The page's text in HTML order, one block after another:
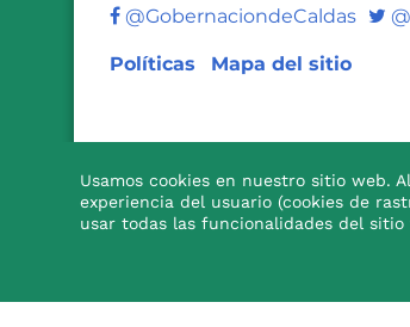
@GobernaciondeCaldas
Políticas Mapa del sitio

Usamos cookies en nuestro sitio web.
experiencia del usuario (cookies de
usar todas las funcionalidades del sitio